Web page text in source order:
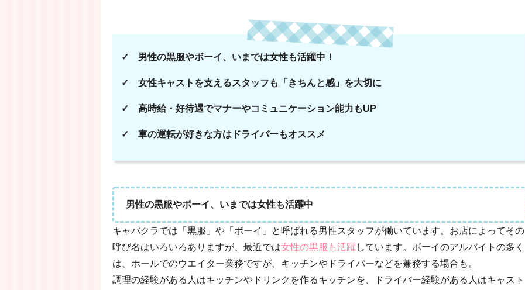
✓ 男性の黒服やボーイ、いまでは女性も活躍中！
✓ 女性キャストを支えるスタッフも「きちんと感」を大切に
✓ 高時給・好待遇でマナーやコミュニケーション能力もUP
✓ 車の運転が好きな方はドライバーもオススメ
男性の黒服やボーイ、いまでは女性も活躍中
キャバクラでは「黒服」や「ボーイ」と呼ばれる男性スタッフが働いています。お店によってその
呼び名はいろいろありますが、最近では女性の黒服も活躍 しています。ボーイのアルバイトの多く
は、ホールでのウエイター業務ですが、キッチンやドライバーなどを兼務する場合も。
調理の経験がある人はキッチンやドリンクを作るキッチンを、ドライバー経験がある人はキャスト